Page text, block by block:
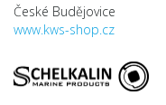
České Budějovice
www.kws-shop.cz